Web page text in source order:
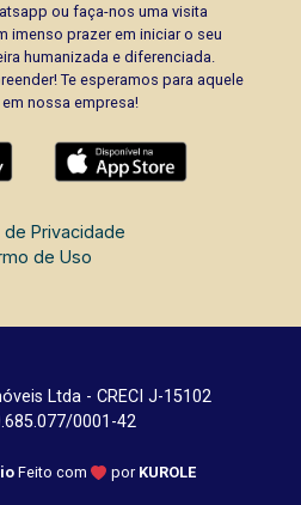
ou faça-nos uma visita
imenso prazer em iniciar o seu
humanizada e diferenciada.
Te esperamos para aquele
nossa empresa!
de Privacidade
de Uso
Ltda - CRECI J-15102
0001-42
Feito com por KUROLE